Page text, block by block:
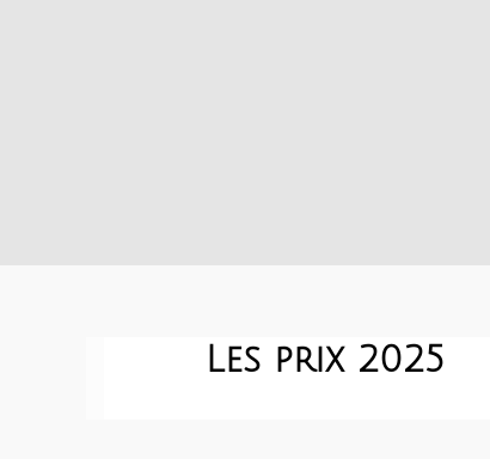
Les prix 2025